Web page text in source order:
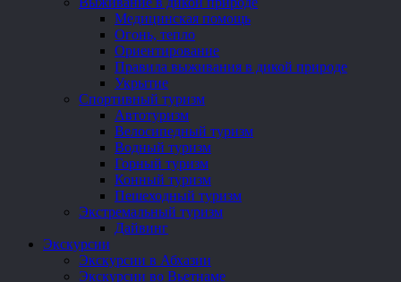
Медицинская помощь
Огонь, тепло
Ориентирование
Правила выживания в дикой природе
Укрытие
Спортивный туризм
Автотуризм
Велосипедный туризм
Водный туризм
Горный туризм
Конный туризм
Пешеходный туризм
Экстремальный туризм
Дайвинг
Экскурсии
Экскурсии в Абхазии
Экскурсии во Вьетнаме